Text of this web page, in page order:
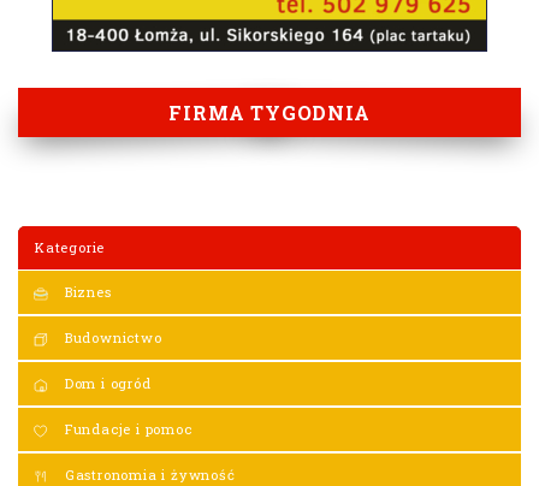
FIRMA TYGODNIA
Kategorie
Biznes
Budownictwo
Dom i ogród
Fundacje i pomoc
Gastronomia i żywność